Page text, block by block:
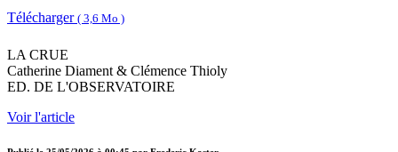
Télécharger ( 3,6 Mo )
LA CRUE
Catherine Diament & Clémence Thioly
ED. DE L'OBSERVATOIRE
Voir l'article